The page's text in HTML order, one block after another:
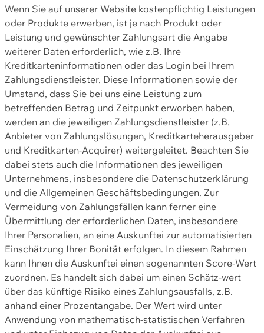
Wenn Sie auf unserer Website kostenpflichtig Leistungen
oder Produkte erwerben, ist je nach Produkt oder
Leistung und gewünschter Zahlungsart die Angabe
weiterer Daten erforderlich, wie z.B. Ihre
Kreditkarteninformationen oder das Login bei Ihrem
Zahlungsdienstleister. Diese Informationen sowie der
Umstand, dass Sie bei uns eine Leistung zum
betreffenden Betrag und Zeitpunkt erworben haben,
werden an die jeweiligen Zahlungsdienstleister (z.B.
Anbieter von Zahlungslösungen, Kreditkarteherausgeber
und Kreditkarten-Acquirer) weitergeleitet. Beachten Sie
dabei stets auch die Informationen des jeweiligen
Unternehmens, insbesondere die Datenschutzerklärung
und die Allgemeinen Geschäftsbedingungen. Zur
Vermeidung von Zahlungsfällen kann ferner eine
Übermittlung der erforderlichen Daten, insbesondere
Ihrer Personalien, an eine Auskunftei zur automatisierten
Einschätzung Ihrer Bonität erfolgen. In diesem Rahmen
kann Ihnen die Auskunftei einen sogenannten Score-Wert
zuordnen. Es handelt sich dabei um einen Schätz-wert
über das künftige Risiko eines Zahlungsausfalls, z.B.
anhand einer Prozentangabe. Der Wert wird unter
Anwendung von mathematisch-statistischen Verfahren